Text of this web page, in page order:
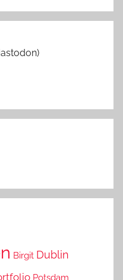
Birgit Dublin
Potsdam